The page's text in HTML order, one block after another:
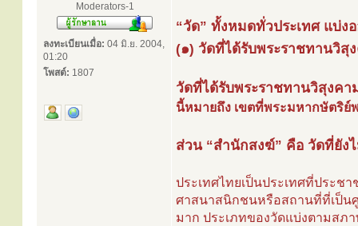
Moderators-1
ลงทะเบียนเมื่อ: 04 มิ.ย. 2004,
01:20
โพสต์: 1807
“วัด” ทั้งหมดทั่วประเทศ แบ่
(๑) วัดที่ได้รับพระราชทานวิ
วัดที่ได้รับพระราชทานวิสุงค
นี้หมายถึง เขตที่พระมหากษัตริย์
ส่วน “สำนักสงฆ์” คือ วัดที่ยัง
ประเทศไทยเป็นประเทศที่ประ
ศาสนาสนิกชนหรือสถานที่ที่เป็น
มาก ประเภทของวัดแบ่งตามสภ